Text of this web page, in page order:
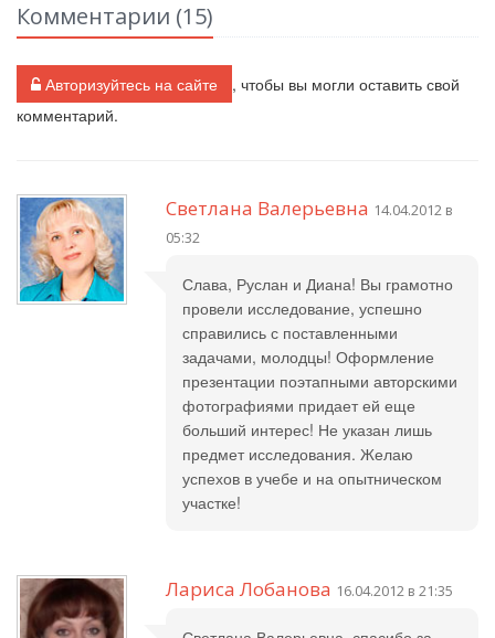
Комментарии (15)
Авторизуйтесь на сайте
, чтобы вы могли оставить свой
комментарий.
Светлана Валерьевна 14.04.2012 в
05:32
Слава, Руслан и Диана! Вы грамотно
провели исследование, успешно
справились с поставленными
задачами, молодцы! Оформление
презентации поэтапными авторскими
фотографиями придает ей еще
больший интерес! Не указан лишь
предмет исследования. Желаю
успехов в учебе и на опытническом
участке!
Лариса Лобанова 16.04.2012 в 21:35